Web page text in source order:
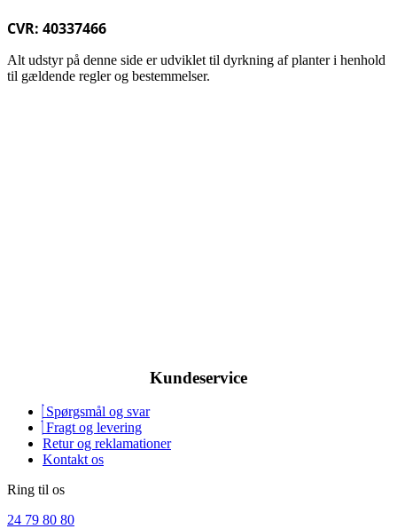
CVR: 40337466
Alt udstyr på denne side er udviklet til dyrkning af planter i henhold
til gældende regler og bestemmelser.
Kundeservice
Spørgsmål og svar
Fragt og levering
Retur og reklamationer
Kontakt os
Ring til os
24 79 80 80